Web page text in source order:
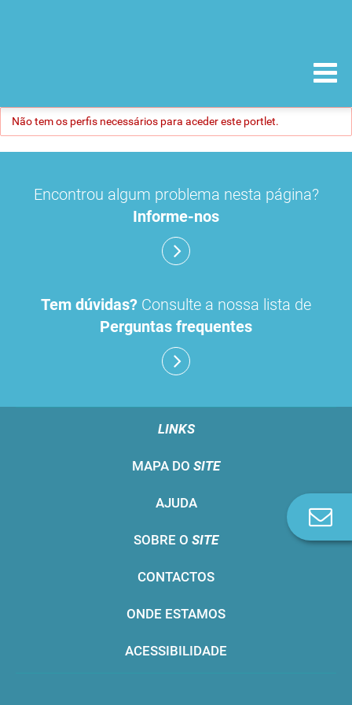
Não tem os perfis necessários para aceder este portlet.
Encontrou algum problema nesta página?
Informe-nos
Tem dúvidas? Consulte a nossa lista de
Perguntas frequentes
LINKS
MAPA DO SITE
AJUDA
SOBRE O SITE
CONTACTOS
ONDE ESTAMOS
ACESSIBILIDADE